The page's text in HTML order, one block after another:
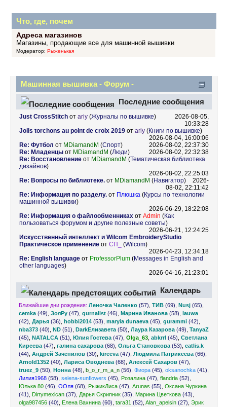
Что, где, почем
Адреса магазинов
Магазины, продающие все для машинной вышивки
Модератор: Рыженькая
Машинная вышивка - Форум -
Информационный центр
Последние сообщения
Just CrossStitchот ariy(Журналы по вышивке)
2026-08-05,
10:33:28
Jolis torchons au point de croix 2019от ariy(Книги по вышивке)
2026-08-04, 16:00:06
Re: Футбол от MDiamandM (Спорт)
2026-08-02, 22:37:30
Re: Младенцыот MDiamandM (Люди)
2026-08-02, 22:32:38
Re: Восстановлениеот MDiamandM (Тематическая библиотека
дизайнов)
2026-08-02, 22:25:03
Re: Вопросы по библиотеке.от MDiamandM (Навигатор)
2026-
08-02, 22:11:42
Re: Информация по разделу.от Плюшка (Курсы по технологии
машинной вышивки)
2026-06-29, 18:22:08
Re: Информация о файлообменникахот Admin (Как
пользоваться форумом и другие полезные советы)
2026-06-21, 12:24:25
Искусственный интеллект и Wilcom EmbroideryStudio
Практическое применениеот СП_ (Wilcom)
2026-04-23, 12:34:18
Re: English languageот ProfessorPlum(Messages in English and
other languages)
2026-04-16, 21:23:01
Календарь
предстоящих событий
Ближайшие дни рождения: Леночка Чаленко (57) ,ТИВ (69) ,Nusj (65)
cemka (49) ,ЗояРу (47) ,gurnalist (46) ,Марина Иванова (58) ,lauwa
(42) ,Дарья (36) ,hobbi2014 (53) ,maryia dunaeva (45) ,gurammi (42)
nba373 (40) ,ND (51) ,DarkЕлизавета (50) ,Лаура Казарова (49) ,TanyaZ
(45) ,NATALCA (51) ,Юлия Гостева (47) ,Olga_63 ,abkrrl (45) ,Светлана
Киреева (47) ,галина сахарова (68) ,Ольга Становкова (53) ,catlis.k
(44) ,Андрей Зачепилов (30) ,kireeva (47) ,Людмила Патрикеева (66)
Arnold1352 (40) ,Лариса Оводнева (68) ,Алексей Сахаров (47)
truez_9 (50) ,Нонна (48) ,b_o_r_m_a_n (56) ,Фиора (45) ,oksanochka (41)
Лилия1968 (58) ,selena-sunflowers (45) Розалина (47) ,flandria (52)
Юлька 80 (46) ,ООля (68) РыжикЛиса (47) ,Arunas (55) ,Оксана Чуркина
(41)
Dirtymexican (37) Дарья Скрипник (35) Марина Цветкова (43)
olga987456 (40) Елена Вахнина (60) ,tara31 (52) ,Alan_apelsin (27) ,Эрик